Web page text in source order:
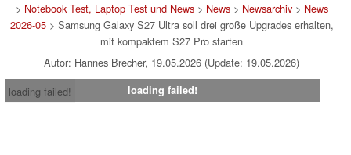
> Notebook Test, Laptop Test und News> News> Newsarchiv> News
2026-05> Samsung Galaxy S27 Ultra soll drei große Upgrades erhalten,
mit kompaktem S27 Pro starten
Autor: Hannes Brecher, 19.05.2026 (Update: 19.05.2026)
loading failed!
loading failed!